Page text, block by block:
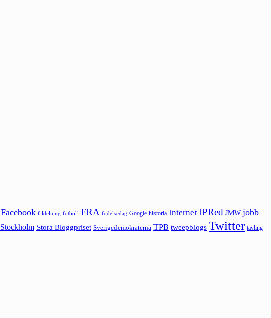
Facebook fildelning fotboll FRA födelsedag Google historia Internet IPRed JMW jobb
Stockholm Stora Bloggpriset Sverigedemokraterna TPB tweepblogs Twitter tävling